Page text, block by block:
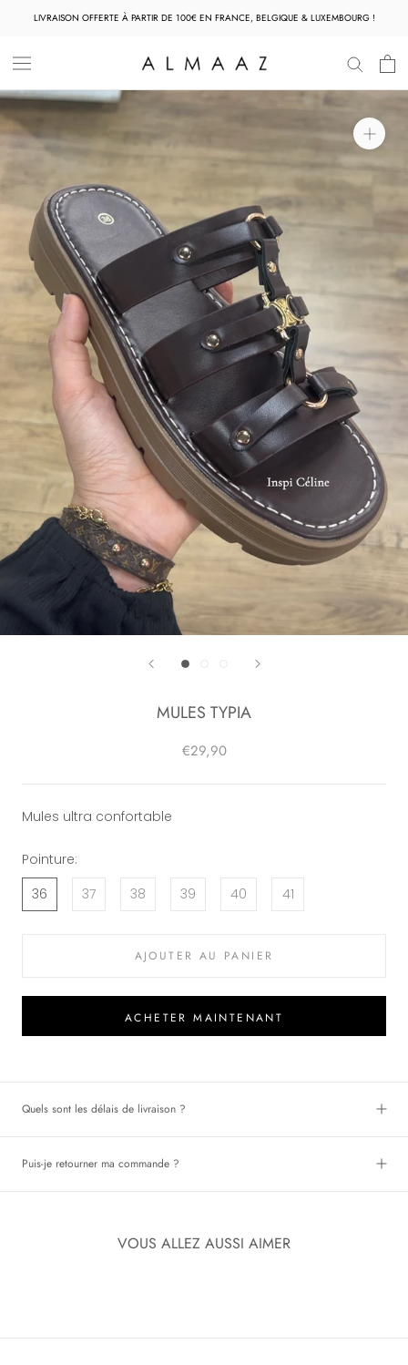
LIVRAISON OFFERTE À PARTIR DE 100€ EN FRANCE, BELGIQUE & LUXEMBOURG !
MULES TYPIA
€29,90
Mules ultra confortable
Pointure:
36
37 38 39 40 41
AJOUTER AU PANIER
ACHETER MAINTENANT
Quels sont les délais de livraison ?
Puis-je retourner ma commande ?
VOUS ALLEZ AUSSI AIMER